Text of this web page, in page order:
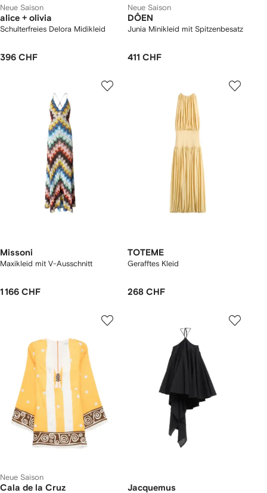
Neue Saison
alice + olivia
Schulterfreies Delora Midikleid
396 CHF
Neue Saison
DÔEN
Junia Minikleid mit Spitzenbesatz
411 CHF
Missoni
Maxikleid mit V-Ausschnitt
1 166 CHF
TOTEME
Gerafftes Kleid
268 CHF
Neue Saison
Cala de la Cruz Jacquemus